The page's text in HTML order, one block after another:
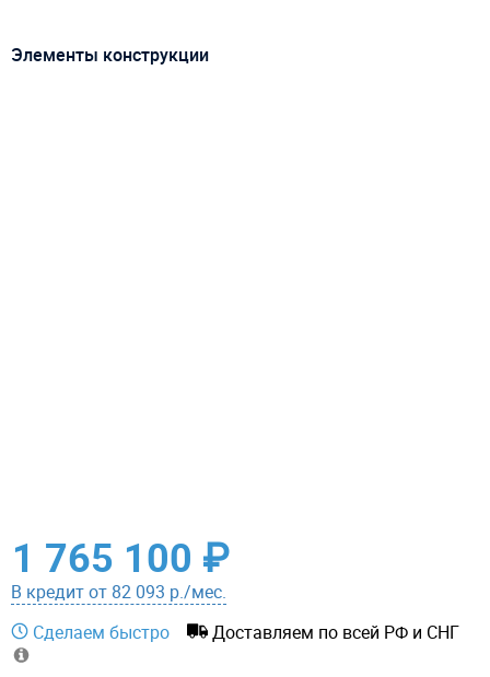
Элементы конструкции
1 765 100 ₽
В кредит от 82 093 р./мес.
Сделаем быстро
Доставляем по всей РФ и СНГ